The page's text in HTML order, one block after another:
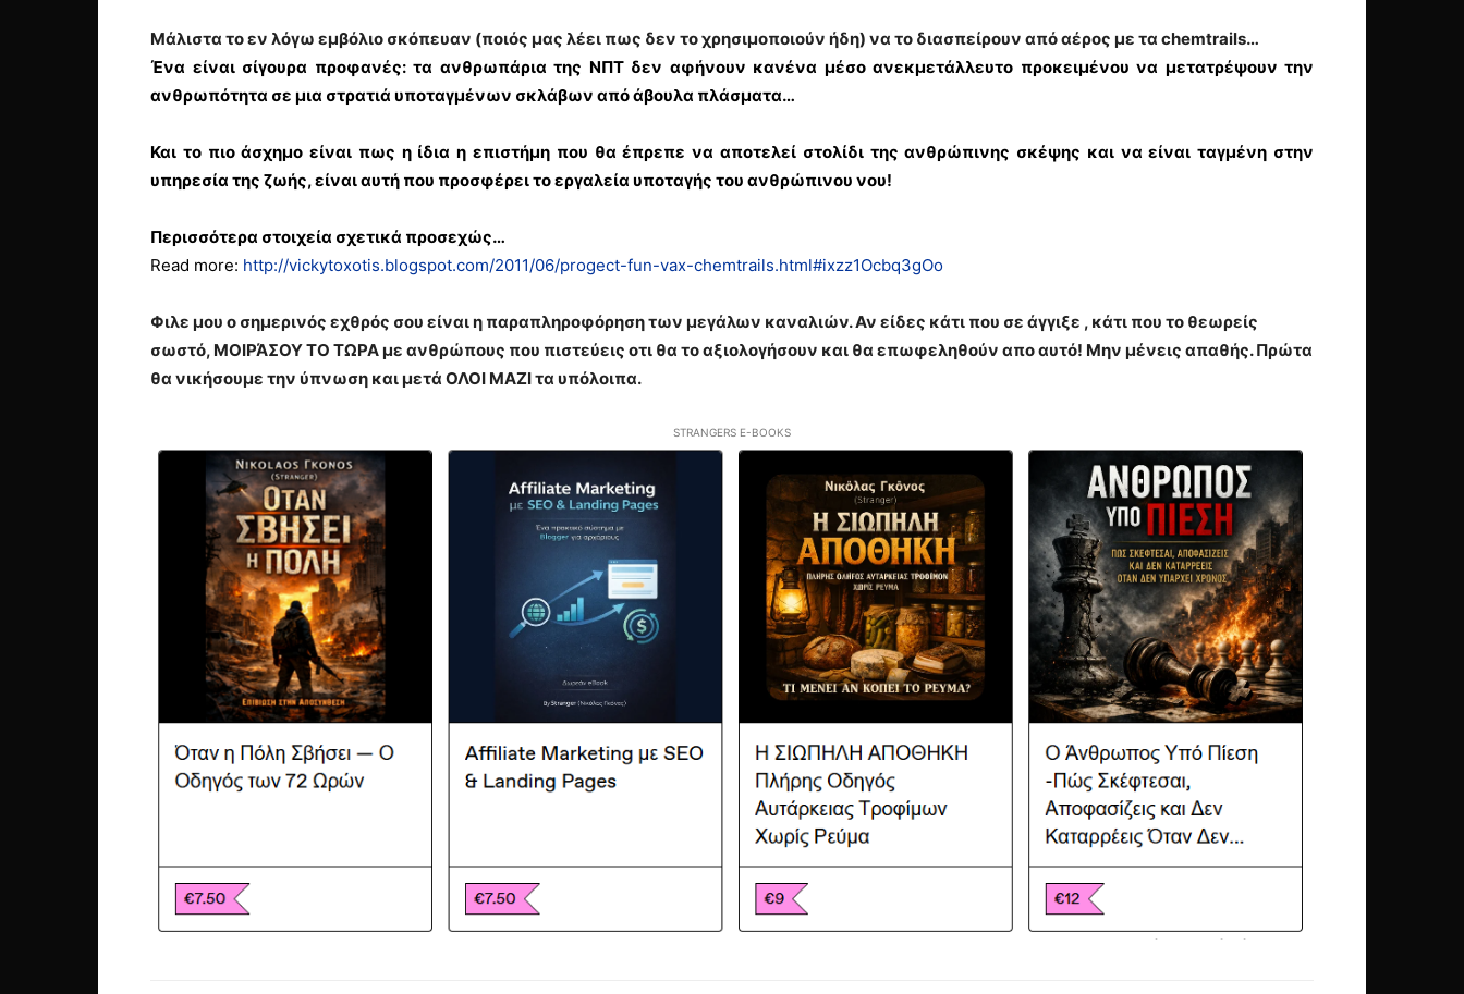
Μάλιστα το εν λόγω εμβόλιο σκόπευαν (ποιός μας λέει πως δεν το χρησιμοποιούν ήδη) να το διασπείρουν από αέρος με τα chemtrails…
Ένα είναι σίγουρα προφανές: τα ανθρωπάρια της ΝΠΤ δεν αφήνουν κανένα μέσο ανεκμετάλλευτο προκειμένου να μετατρέψουν την
ανθρωπότητα σε μια στρατιά υποταγμένων σκλάβων από άβουλα πλάσματα…
Και το πιο άσχημο είναι πως η ίδια η επιστήμη που θα έπρεπε να αποτελεί στολίδι της ανθρώπινης σκέψης και να είναι ταγμένη στην
υπηρεσία της ζωής, είναι αυτή που προσφέρει το εργαλεία υποταγής του ανθρώπινου νου!
Περισσότερα στοιχεία σχετικά προσεχώς…
Read more: http://vickytoxotis.blogspot.com/2011/06/progect-fun-vax-chemtrails.html#ixzz1Ocbq3gOo
Φιλε μου ο σημερινός εχθρός σου είναι η παραπληροφόρηση των μεγάλων καναλιών. Αν είδες κάτι που σε άγγιξε , κάτι που το θεωρείς
σωστό, ΜΟΙΡΆΣΟΥ ΤΟ ΤΩΡΑ με ανθρώπους που πιστεύεις οτι θα το αξιολογήσουν και θα επωφεληθούν απο αυτό! Μην μένεις απαθής. Πρώτα
θα νικήσουμε την ύπνωση και μετά ΟΛΟΙ ΜΑΖΙ τα υπόλοιπα.
STRANGERS E-BOOKS